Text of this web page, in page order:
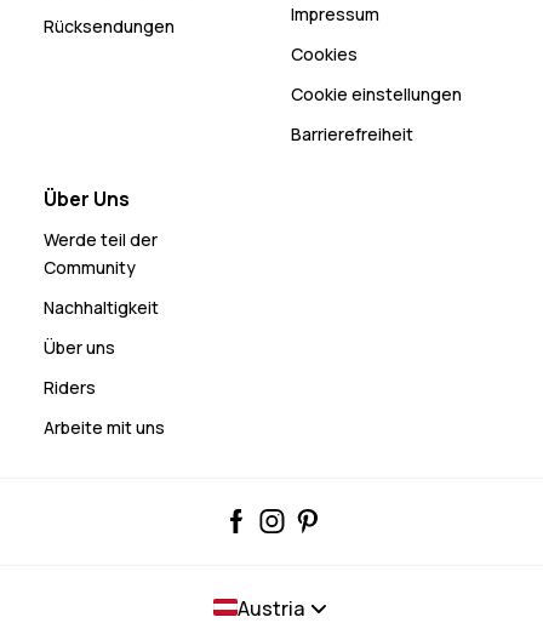
Rücksendungen
Impressum
Cookies
Cookie einstellungen
Barrierefreiheit
Über Uns
Werde teil der
Community
Nachhaltigkeit
Über uns
Riders
Arbeite mit uns
Austria